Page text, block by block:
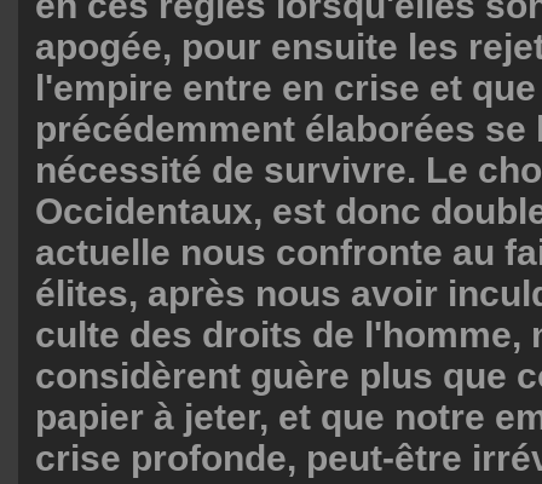
apogée, pour ensuite les
l'empire entre en crise et
précédemment élaborées se
nécessité de survivre. Le
Occidentaux, est donc
actuelle nous confronte au
élites, après nous avoir
culte des droits de l'homme,
considèrent guère plus que
papier à jeter, et que notre
crise profonde, peut-être